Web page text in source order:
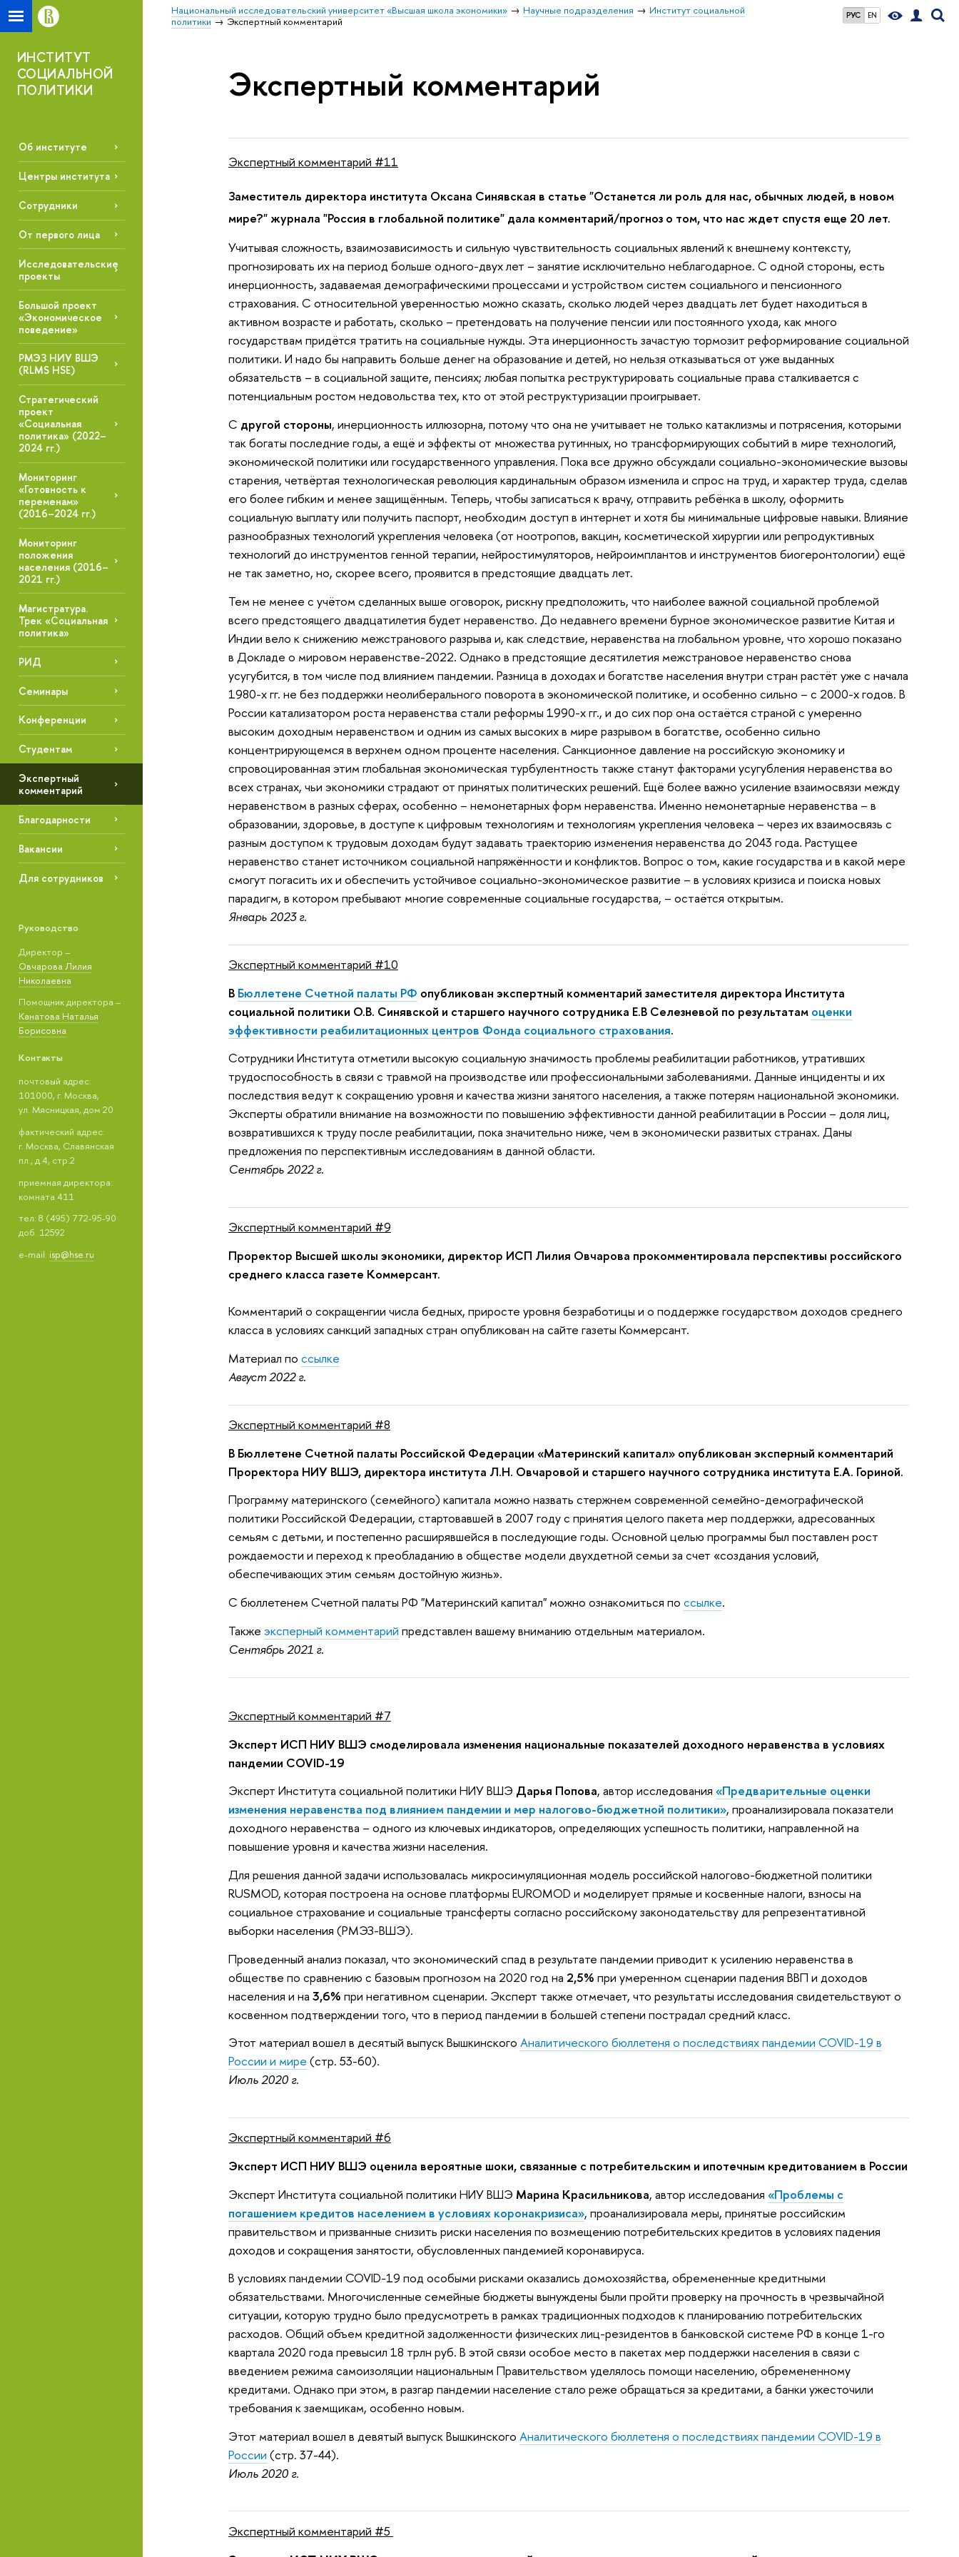
РУС EN
Национальный исследовательский университет «Высшая школа экономики» Научные подразделения
Институт социальной
политики
Экспертный комментарий
ИНСТИТУТ
СОЦИАЛЬНОЙ
ПОЛИТИКИ
Об институте
Центры института
Сотрудники
От первого лица
Исследовательские
проекты
Большой проект
«Экономическое
поведение»
РМЭЗ НИУ ВШЭ
(RLMS HSE)
Стратегический
проект
«Социальная
политика» (2022–
2024 гг.)
Мониторинг
«Готовность к
переменам»
(2016–2024 гг.)
Мониторинг
положения
населения (2016–
2021 гг.)
Магистратура.
Трек «Социальная
политика»
РИД
Семинары
Конференции
Студентам
Экспертный
комментарий
Благодарности
Вакансии
Для сотрудников
Руководство
Директор –
Овчарова Лилия
Николаевна
Помощник директора –
Канатова Наталья
Борисовна
Контакты
почтовый адрес:
101000, г. Москва,
ул. Мясницкая, дом 20
фактический адрес:
г. Москва, Славянская
пл., д.4, стр.2
приемная директора:
комната 411
тел: 8 (495) 772-95-90
доб. 12592
e-mail: isp@hse.ru
Экспертный комментарий
Экспертный комментарий #11
Заместитель директора института Оксана Синявская в статье "Останется ли роль для нас, обычных людей, в новом
мире?" журнала "Россия в глобальной политике" дала комментарий/прогноз о том, что нас ждет спустя еще 20 лет.
Учитывая сложность, взаимозависимость и сильную чувствительность социальных явлений к внешнему контексту,
прогнозировать их на период больше одного-двух лет – занятие исключительно неблагодарное. С одной стороны, есть
инерционность, задаваемая демографическими процессами и устройством систем социального и пенсионного
страхования. С относительной уверенностью можно сказать, сколько людей через двадцать лет будет находиться в
активном возрасте и работать, сколько – претендовать на получение пенсии или постоянного ухода, как много
государствам придётся тратить на социальные нужды. Эта инерционность зачастую тормозит реформирование социальной
политики. И надо бы направить больше денег на образование и детей, но нельзя отказываться от уже выданных
обязательств – в социальной защите, пенсиях; любая попытка реструктурировать социальные права сталкивается с
потенциальным ростом недовольства тех, кто от этой реструктуризации проигрывает.
С другой стороны, инерционность иллюзорна, потому что она не учитывает не только катаклизмы и потрясения, которыми
так богаты последние годы, а ещё и эффекты от множества рутинных, но трансформирующих событий в мире технологий,
экономической политики или государственного управления. Пока все дружно обсуждали социально-экономические вызовы
старения, четвёртая технологическая революция кардинальным образом изменила и спрос на труд, и характер труда, сделав
его более гибким и менее защищённым. Теперь, чтобы записаться к врачу, отправить ребёнка в школу, оформить
социальную выплату или получить паспорт, необходим доступ в интернет и хотя бы минимальные цифровые навыки. Влияние
разнообразных технологий укрепления человека (от ноотропов, вакцин, косметической хирургии или репродуктивных
технологий до инструментов генной терапии, нейростимуляторов, нейроимплантов и инструментов биогеронтологии) ещё
не так заметно, но, скорее всего, проявится в предстоящие двадцать лет.
Тем не менее с учётом сделанных выше оговорок, рискну предположить, что наиболее важной социальной проблемой
всего предстоящего двадцатилетия будет неравенство. До недавнего времени бурное экономическое развитие Китая и
Индии вело к снижению межстранового разрыва и, как следствие, неравенства на глобальном уровне, что хорошо показано
в Докладе о мировом неравенстве-2022. Однако в предстоящие десятилетия межстрановое неравенство снова
усугубится, в том числе под влиянием пандемии. Разница в доходах и богатстве населения внутри стран растёт уже с начала
1980-х гг. не без поддержки неолиберального поворота в экономической политике, и особенно сильно – с 2000-х годов. В
России катализатором роста неравенства стали реформы 1990-х гг., и до сих пор она остаётся страной с умеренно
высоким доходным неравенством и одним из самых высоких в мире разрывом в богатстве, особенно сильно
концентрирующемся в верхнем одном проценте населения. Санкционное давление на российскую экономику и
спровоцированная этим глобальная экономическая турбулентность также станут факторами усугубления неравенства во
всех странах, чьи экономики страдают от принятых политических решений. Ещё более важно усиление взаимосвязи между
неравенством в разных сферах, особенно – немонетарных форм неравенства. Именно немонетарные неравенства – в
образовании, здоровье, в доступе к цифровым технологиям и технологиям укрепления человека – через их взаимосвязь с
разным доступом к трудовым доходам будут задавать траекторию изменения неравенства до 2043 года. Растущее
неравенство станет источником социальной напряжённости и конфликтов. Вопрос о том, какие государства и в какой мере
смогут погасить их и обеспечить устойчивое социально-экономическое развитие – в условиях кризиса и поиска новых
парадигм, в котором пребывают многие современные социальные государства, – остаётся открытым.
Январь 2023 г.
Экспертный комментарий #10
В Бюллетене Счетной палаты РФ опубликован экспертный комментарий заместителя директора Института
социальной политики О.В. Синявской и старшего научного сотрудника Е.В Селезневой по результатам оценки
эффективности реабилитационных центров Фонда социального страхования.
Сотрудники Института отметили высокую социальную значимость проблемы реабилитации работников, утративших
трудоспособность в связи с травмой на производстве или профессиональными заболеваниями. Данные инциденты и их
последствия ведут к сокращению уровня и качества жизни занятого населения, а также потерям национальной экономики.
Эксперты обратили внимание на возможности по повышению эффективности данной реабилитации в России – доля лиц,
возвратившихся к труду после реабилитации, пока значительно ниже, чем в экономически развитых странах. Даны
предложения по перспективным исследованиям в данной области.
Сентябрь 2022 г.
Экспертный комментарий #9
Проректор Высшей школы экономики, директор ИСП Лилия Овчарова прокомментировала перспективы российского
среднего класса газете Коммерсант.
Комментарий о сокращенгии числа бедных, приросте уровня безработицы и о поддержке государством доходов среднего
класса в условиях санкций западных стран опубликован на сайте газеты Коммерсант.
Материал по ссылке
Август 2022 г.
Экспертный комментарий #8
В Бюллетене Счетной палаты Российской Федерации «Материнский капитал» опубликован эксперный комментарий
Проректора НИУ ВШЭ, директора института Л.Н. Овчаровой и старшего научного сотрудника института Е.А. Гориной.
Программу материнского (семейного) капитала можно назвать стержнем современной семейно-демографической
политики Российской Федерации, стартовавшей в 2007 году с принятия целого пакета мер поддержки, адресованных
семьям с детьми, и постепенно расширявшейся в последующие годы. Основной целью программы был поставлен рост
рождаемости и переход к преобладанию в обществе модели двухдетной семьи за счет «создания условий,
обеспечивающих этим семьям достойную жизнь».
С бюллетенем Счетной палаты РФ "Материнский капитал" можно ознакомиться по ссылке.
Также эксперный комментарий представлен вашему вниманию отдельным материалом.
Сентябрь 2021 г.
Экспертный комментарий #7
Эксперт ИСП НИУ ВШЭ смоделировала изменения национальные показателей доходного неравенства в условиях
пандемии COVID-19
Эксперт Института социальной политики НИУ ВШЭ Дарья Попова, автор исследования «Предварительные оценки
изменения неравенства под влиянием пандемии и мер налогово-бюджетной политики», проанализировала показатели
доходного неравенства – одного из ключевых индикаторов, определяющих успешность политики, направленной на
повышение уровня и качества жизни населения.
Для решения данной задачи использовалась микросимуляционная модель российской налогово-бюджетной политики
RUSMOD, которая построена на основе платформы EUROMOD и моделирует прямые и косвенные налоги, взносы на
социальное страхование и социальные трансферты согласно российскому законодательству для репрезентативной
выборки населения (РМЭЗ-ВШЭ).
Проведенный анализ показал, что экономический спад в результате пандемии приводит к усилению неравенства в
обществе по сравнению с базовым прогнозом на 2020 год на 2,5% при умеренном сценарии падения ВВП и доходов
населения и на 3,6% при негативном сценарии. Эксперт также отмечает, что результаты исследования свидетельствуют о
косвенном подтверждении того, что в период пандемии в большей степени пострадал средний класс.
Этот материал вошел в десятый выпуск Вышкинского Аналитического бюллетеня о последствиях пандемии COVID-19 в
России и мире (стр. 53-60).
Июль 2020 г.
Экспертный комментарий #6
Эксперт ИСП НИУ ВШЭ оценила вероятные шоки, связанные с потребительским и ипотечным кредитованием в России
Эксперт Института социальной политики НИУ ВШЭ Марина Красильникова, автор исследования «Проблемы с
погашением кредитов населением в условиях коронакризиса», проанализировала меры, принятые российским
правительством и призванные снизить риски населения по возмещению потребительских кредитов в условиях падения
доходов и сокращения занятости, обусловленных пандемией коронавируса.
В условиях пандемии COVID-19 под особыми рисками оказались домохозяйства, обремененные кредитными
обязательствами. Многочисленные семейные бюджеты вынуждены были пройти проверку на прочность в чрезвычайной
ситуации, которую трудно было предусмотреть в рамках традиционных подходов к планированию потребительских
расходов. Общий объем кредитной задолженности физических лиц-резидентов в банковской системе РФ в конце 1-го
квартала 2020 года превысил 18 трлн руб. В этой связи особое место в пакетах мер поддержки населения в связи с
введением режима самоизоляции национальным Правительством уделялось помощи населению, обремененному
кредитами. Однако при этом, в разгар пандемии население стало реже обращаться за кредитами, а банки ужесточили
требования к заемщикам, особенно новым.
Этот материал вошел в девятый выпуск Вышкинского Аналитического бюллетеня о последствиях пандемии COVID-19 в
России (стр. 37-44).
Июль 2020 г.
Экспертный комментарий #5